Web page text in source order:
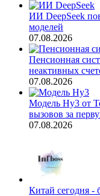
ИИ DeepSeek
моделей
07.08.2026
Пенсионная
неактивных
07.08.2026
Модель Hy3 от
вызовов за
07.08.2026
Китай сегодня -